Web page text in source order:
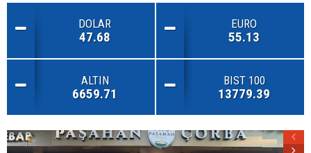
DOLAR
47.68
EURO
55.13
ALTIN
6659.71
BIST 100
13779.39